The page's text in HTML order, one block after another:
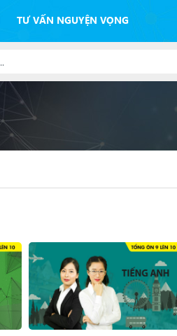
TƯ VẤN NGUYỆN VỌNG